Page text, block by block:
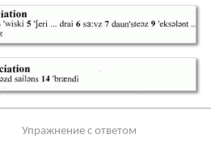
Упражнение с ответом